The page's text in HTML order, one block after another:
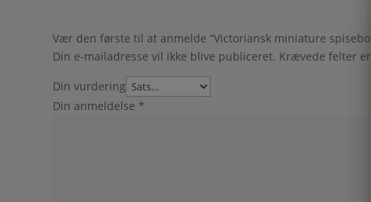
Vær den første til at anmelde “Victoriansk miniature
Din e-mailadresse vil ikke blive publiceret. Krævede felter
Din vurdering
Din anmeldelse *